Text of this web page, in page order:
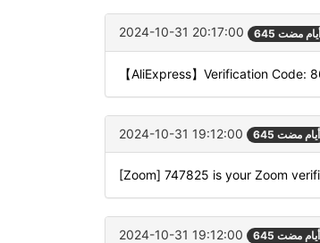
2024-10-31 20:17:00 645 أيام مضت
【AliExpress】Verification Code:
2024-10-31 19:12:00 645 أيام مضت
[Zoom] 747825 is your Zoom
2024-10-31 19:12:00 645 أيام مضت